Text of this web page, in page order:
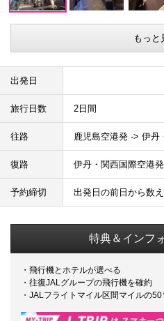
もっと
出発日
旅行日数 2日間
往路 鹿児島空港発 -> 伊丹
復路 伊丹・関西国際空港
予約締切 出発日の前日から数
特典＆インフ
・飛行機とホテルが選べる
・往復JALグループの飛行機を確約
・JALフライトマイル区間マイルの